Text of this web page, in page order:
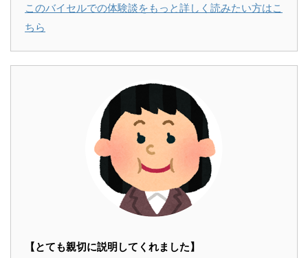
このバイセルでの体験談をもっと詳しく読みたい方はこ
ちら
【とても親切に説明してくれました】